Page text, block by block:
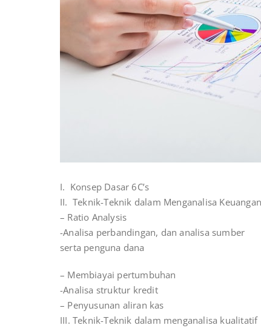
I. Konsep Dasar 6C’s
II. Teknik-Teknik dalam Menganalisa
– Ratio Analysis
-Analisa perbandingan, dan analisa sumber
serta penguna dana
– Membiayai pertumbuhan
-Analisa struktur kredit
– Penyusunan aliran kas
III. Teknik-Teknik dalam menganalisa kualitatif